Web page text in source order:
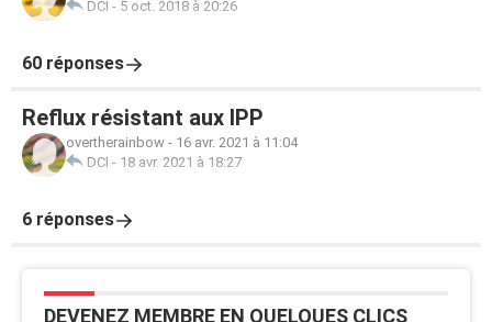
DCI - 5 oct. 2018 à 20:26
60 réponses
Reflux résistant aux IPP
overtherainbow - 16 avr. 2021 à 11:04
DCI - 18 avr. 2021 à 18:27
6 réponses
DEVENEZ MEMBRE EN QUELQUES CLICS